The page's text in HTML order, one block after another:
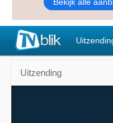
Uitzending